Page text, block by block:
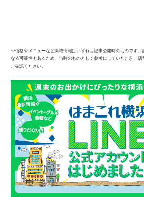
※価格やメニューなど掲載情報はいずれも記事公開時のものです。
なる可能性もあるため、当時のものとして参考にしていただき、店
ご確認ください。